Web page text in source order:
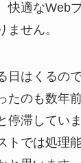
快適なWeb
ません。
日はくるの
たのも数年
停滞してい
トでは処理